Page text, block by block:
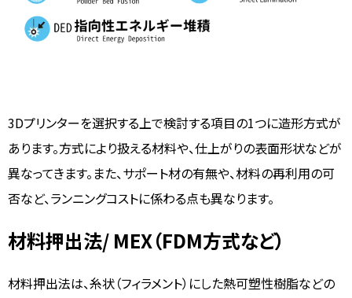
3Dプリンターを選択する上で検討する項目の1つに造形方式が
あります。方式により扱える材料や、仕上がりの表面形状などが
異なってきます。また、サポート材の有無や、材料の再利用の可
否など、ランニングコストに係わる点も異なります。
材料押出法/ MEX（FDM方式など）
材料押出法は、糸状（フィラメント）にした熱可塑性樹脂などの